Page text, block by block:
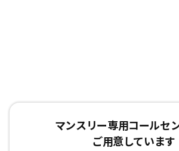
マンスリー専用コールセ
ご用意しています